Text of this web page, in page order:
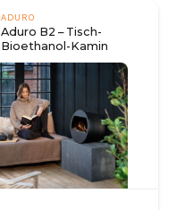
ADURO
Aduro B2 – Tisch-
Bioethanol-Kamin